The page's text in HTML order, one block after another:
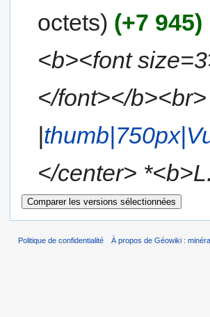
octets) (+7 945)
<b><font
</font></
|
</center>
Politique de confidentialité À propos de Géowiki :